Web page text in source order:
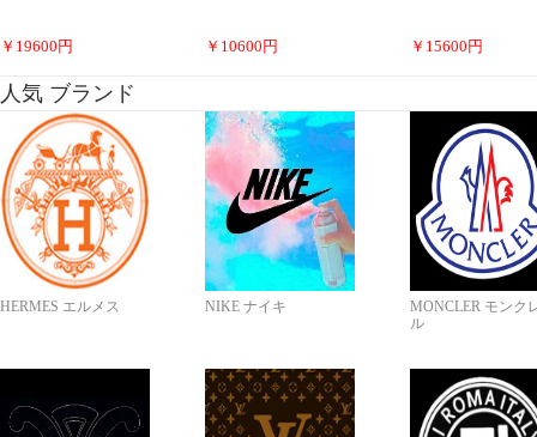
￥ 19600 円 ￥ 10600 円 ￥ 15600 円
人気 ブランド
HERMES エルメス NIKE ナイキ
MONCLER モンク
ル